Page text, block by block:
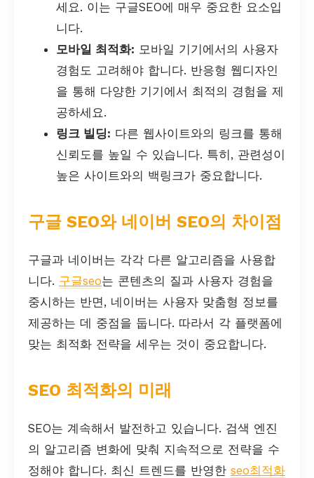
세요. 이는 구글SEO에 매우 중요한 요소입
니다.
모바일 최적화: 모바일 기기에서의 사용자
경험도 고려해야 합니다. 반응형 웹디자인
을 통해 다양한 기기에서 최적의 경험을 제
공하세요.
링크 빌딩: 다른 웹사이트와의 링크를 통해
신뢰도를 높일 수 있습니다. 특히, 관련성이
높은 사이트와의 백링크가 중요합니다.
구글 SEO와 네이버 SEO의 차이점
구글과 네이버는 각각 다른 알고리즘을 사용합
니다. 구글seo는 콘텐츠의 질과 사용자 경험을
중시하는 반면, 네이버는 사용자 맞춤형 정보를
제공하는 데 중점을 둡니다. 따라서 각 플랫폼에
맞는 최적화 전략을 세우는 것이 중요합니다.
SEO 최적화의 미래
SEO는 계속해서 발전하고 있습니다. 검색 엔진
의 알고리즘 변화에 맞춰 지속적으로 전략을 수
정해야 합니다. 최신 트렌드를 반영한 seo최적화